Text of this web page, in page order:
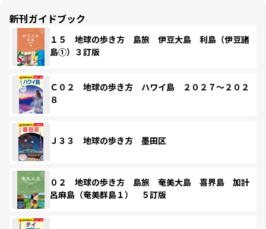
新刊ガイドブック
１５ 地球の歩き方 島旅 伊豆大島 利島（伊豆諸
島①）３訂版
Ｃ０２ 地球の歩き方 ハワイ島 ２０２７～２０２
８
Ｊ３３ 地球の歩き方 墨田区
０２ 地球の歩き方 島旅 奄美大島 喜界島 加計
呂麻島（奄美群島１） ５訂版